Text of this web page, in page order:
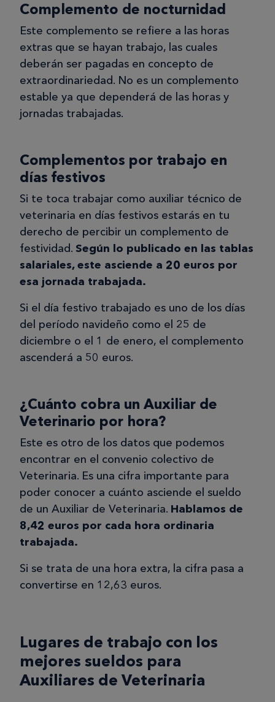
Complemento de nocturnidad
Este complemento se refiere a las horas
extras que se hayan trabajo, las cuales
deberán ser pagadas en concepto de
extraordinariedad. No es un complemento
estable ya que dependerá de las horas y
jornadas trabajadas.
Complementos por trabajo en
días festivos
Si te toca trabajar como auxiliar técnico de
veterinaria en días festivos estarás en tu
derecho de percibir un complemento de
festividad. Según lo publicado en las tablas
salariales, este asciende a 20 euros por
esa jornada trabajada.
Si el día festivo trabajado es uno de los días
del período navideño como el 25 de
diciembre o el 1 de enero, el complemento
ascenderá a 50 euros.
¿Cuánto cobra un Auxiliar de
Veterinario por hora?
Este es otro de los datos que podemos
encontrar en el convenio colectivo de
Veterinaria. Es una cifra importante para
poder conocer a cuánto asciende el sueldo
de un Auxiliar de Veterinaria. Hablamos de
8,42 euros por cada hora ordinaria
trabajada.
Si se trata de una hora extra, la cifra pasa a
convertirse en 12,63 euros.
Lugares de trabajo con los
mejores sueldos para
Auxiliares de Veterinaria